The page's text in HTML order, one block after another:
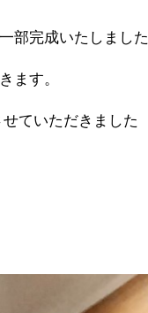
部完成いたしまし
ます。
ていただきました